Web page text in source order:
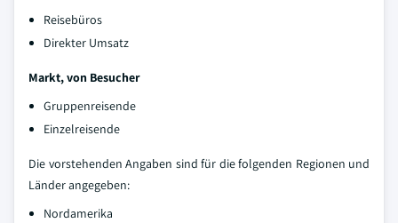
Reisebüros
Direkter Umsatz
Markt, von Besucher
Gruppenreisende
Einzelreisende
Die vorstehenden Angaben sind für die folgenden Regionen und
Länder angegeben:
Nordamerika